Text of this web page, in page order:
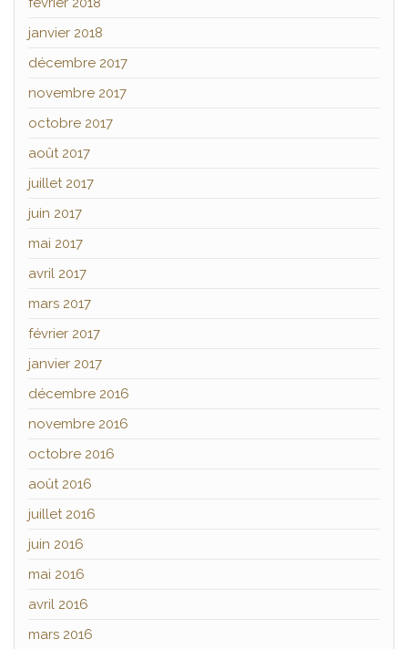
janvier 2018
décembre 2017
novembre 2017
octobre 2017
août 2017
juillet 2017
juin 2017
mai 2017
avril 2017
mars 2017
février 2017
janvier 2017
décembre 2016
novembre 2016
octobre 2016
août 2016
juillet 2016
juin 2016
mai 2016
avril 2016
mars 2016